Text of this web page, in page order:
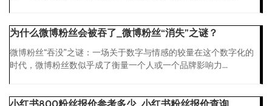
为什么微博粉丝会被吞了_微博粉丝“消失”之谜？
微博粉丝“吞没”之谜：一场关于数字与情感的较量在这个数字化的
时代，微博粉丝数似乎成了衡量一个人或一个品牌影响力...
小红书800粉丝报价参考多少_小红书粉丝报价查询